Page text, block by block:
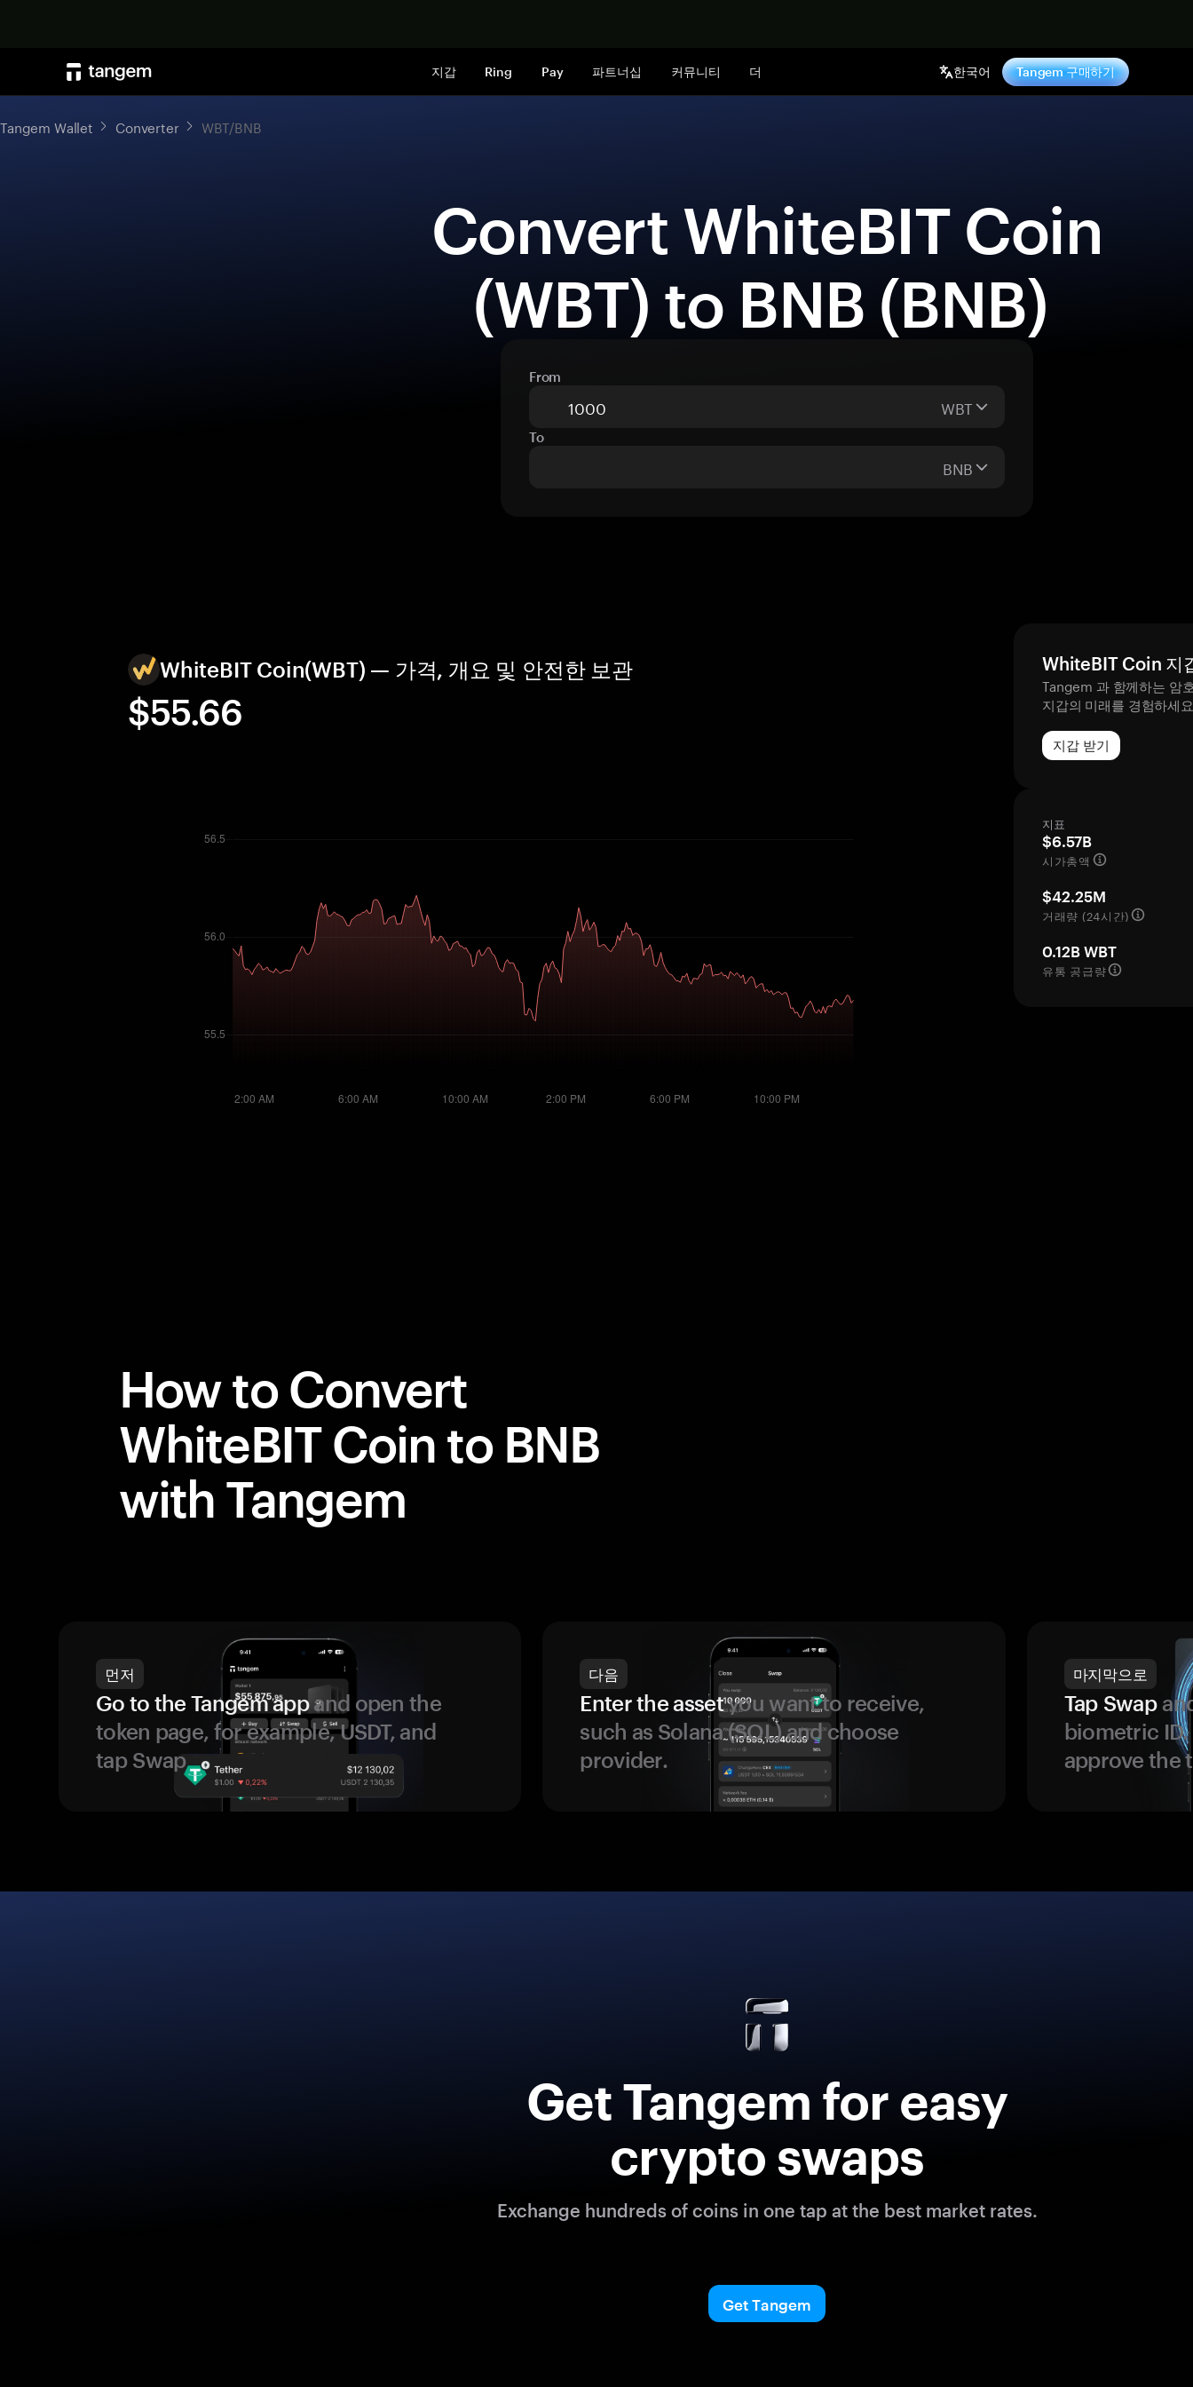
지갑 Ring Pay 파트너십 커뮤니티 더 한국어 Tangem 구매하기
Tangem Wallet Converter WBT/BNB
(WBT) to BNB (BNB)
From
WBT
To
BNB
WhiteBIT Coin(WBT) — 가격, 개요 및 안전한 보관
$55.66
WhiteBIT Coin 지
Tangem 과 함께하는 암
지갑의 미래를 경험하세
지갑 받기
지표
$6.57B
시가총액
$42.25M
거래량 (24시간)
0.12B WBT
유통 공급량
How to Convert
WhiteBIT Coin to BNB
with Tangem
먼저
Go to the Tangem appand open the
token page, for example, USDT, and
tap Swap
다음
Enter the assetyou want to receive,
such as Solana (SOL) and choose
provider.
마지막으로
Tap Swap
biometric
approve the
Get Tangem for easy
crypto swaps
Exchange hundreds of coins in one tap at the best market rates.
Get Tangem